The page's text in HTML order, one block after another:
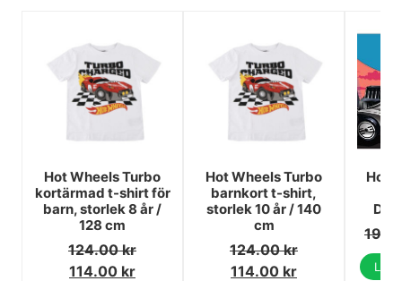
Hot Wheels Turbo
kortärmad t-shirt för
barn, storlek 8 år /
128 cm
124.00kr
114.00 kr
Hot Wheels Turbo
barnkort t-shirt,
storlek 10 år / 140
cm
124.00kr
114.00 kr
Hot